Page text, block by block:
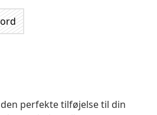
perfekte tilføjelse til din